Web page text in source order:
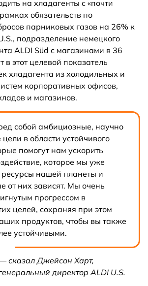
на хладагенты с «почти
обязательств по
парниковых газов на 26% к
подразделение немецкого
ALDI Süd с магазинами в 36
в этот целевой показатель
хладагента из холодильных и
корпоративных офисов,
и магазинов.
собой амбициозные, научно
в области устойчивого
помогут нам ускорить
которое мы уже
нашей планеты и
от них зависят. Мы очень
прогрессом в
целей, сохраняя при этом
продуктов, чтобы вы также
устойчивыми.
сказал Джейсон Харт,
директор ALDI U.S.